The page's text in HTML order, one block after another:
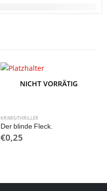
NICHT VORRÄTIG
KRIMIS/THRILLER
Der blinde Fleck.
€0,25